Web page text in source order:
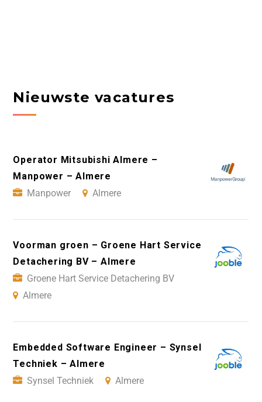
Nieuwste vacatures
Operator Mitsubishi Almere –
Manpower – Almere
Manpower
Almere
Voorman groen – Groene Hart Service
Detachering BV – Almere
Groene Hart Service Detachering BV
Almere
Embedded Software Engineer – Synsel
Techniek – Almere
Synsel Techniek
Almere